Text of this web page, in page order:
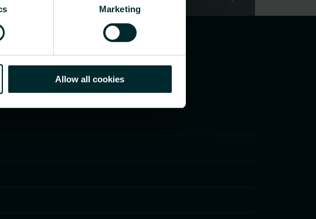
Marketing
Allow all cookies